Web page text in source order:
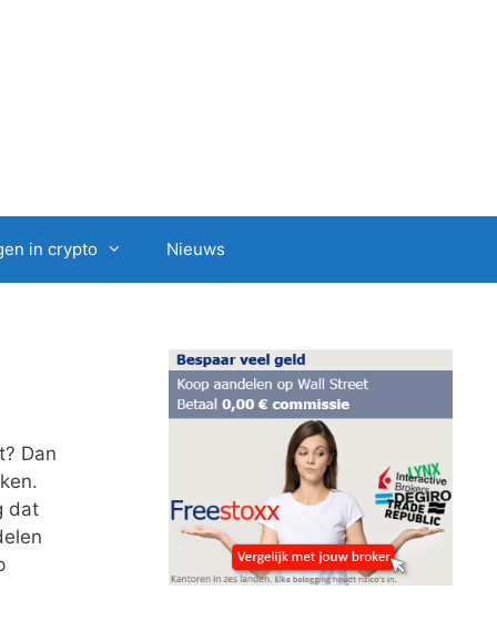
in crypto Nieuws
Dan
dat